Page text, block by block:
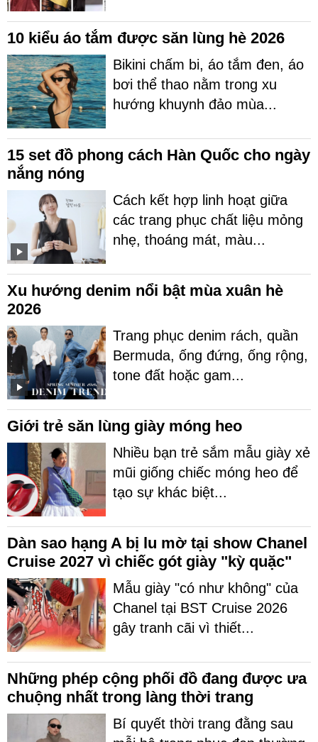
10 kiểu áo tắm được săn lùng hè 2026
Bikini chấm bi, áo tắm đen, áo
bơi thể thao nằm trong xu
hướng khuynh đảo mùa...
15 set đồ phong cách Hàn Quốc cho ngày
nắng nóng
Cách kết hợp linh hoạt giữa
các trang phục chất liệu mỏng
nhẹ, thoáng mát, màu...
Xu hướng denim nổi bật mùa xuân hè
2026
Trang phục denim rách, quần
Bermuda, ống đứng, ống rộng,
tone đất hoặc gam...
Giới trẻ săn lùng giày móng heo
Nhiều bạn trẻ sắm mẫu giày xẻ
mũi giống chiếc móng heo để
tạo sự khác biệt...
Dàn sao hạng A bị lu mờ tại show Chanel
Cruise 2027 vì chiếc gót giày "kỳ quặc"
Mẫu giày "có như không" của
Chanel tại BST Cruise 2026
gây tranh cãi vì thiết...
Những phép cộng phối đồ đang được ưa
chuộng nhất trong làng thời trang
Bí quyết thời trang đằng sau